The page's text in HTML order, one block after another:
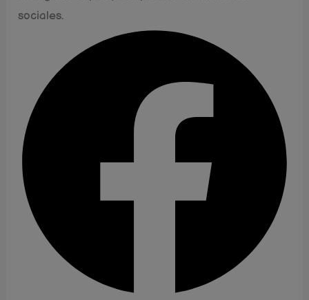
sociales.